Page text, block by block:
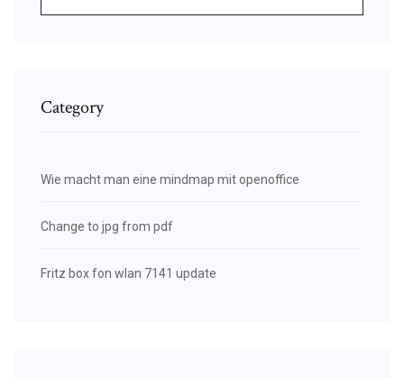
Category
Wie macht man eine mindmap mit openoffice
Change to jpg from pdf
Fritz box fon wlan 7141 update